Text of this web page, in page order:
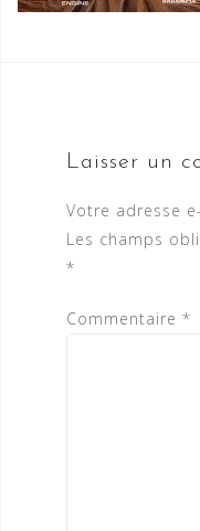
Laisser un
Votre adresse
Les champs
*
Commentaire *